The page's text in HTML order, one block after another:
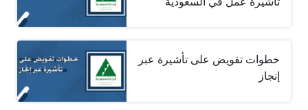
خطوات تفويض على تأشيرة عبر
إنجاز